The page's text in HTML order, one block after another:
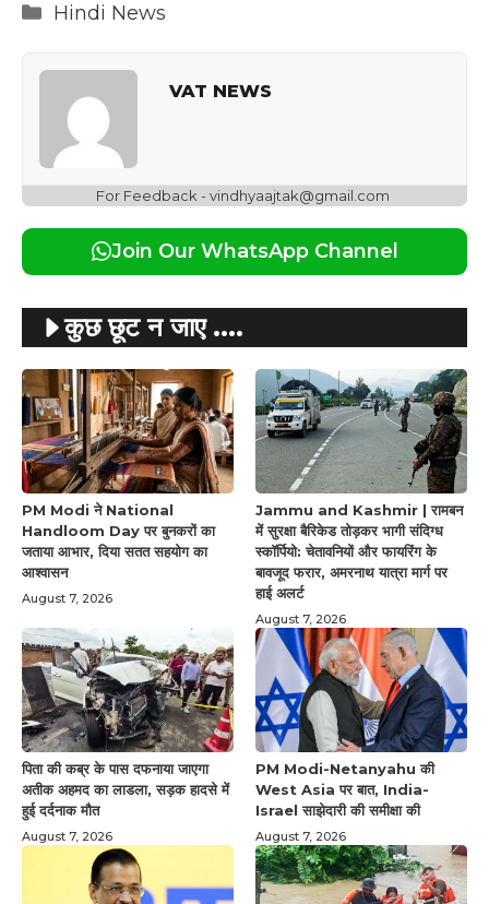
Categories
Hindi News
VAT NEWS
For Feedback - vindhyaajtak@gmail.com
Join Our WhatsApp Channel
कुछ छूट न जाए ....
PM Modi ने National
Handloom Day पर बुनकरों का
जताया आभार, दिया सतत सहयोग का
आश्वासन
August 7, 2026
Jammu and Kashmir | रामबन
में सुरक्षा बैरिकेड तोड़कर भागी संदिग्ध
स्कॉर्पियो: चेतावनियों और फायरिंग के
बावजूद फरार, अमरनाथ यात्रा मार्ग पर
हाई अलर्ट
August 7, 2026
पिता की कब्र के पास दफनाया जाएगा
अतीक अहमद का लाडला, सड़क हादसे में
हुई दर्दनाक मौत
August 7, 2026
PM Modi-Netanyahu की
West Asia पर बात, India-
Israel साझेदारी की समीक्षा की
August 7, 2026